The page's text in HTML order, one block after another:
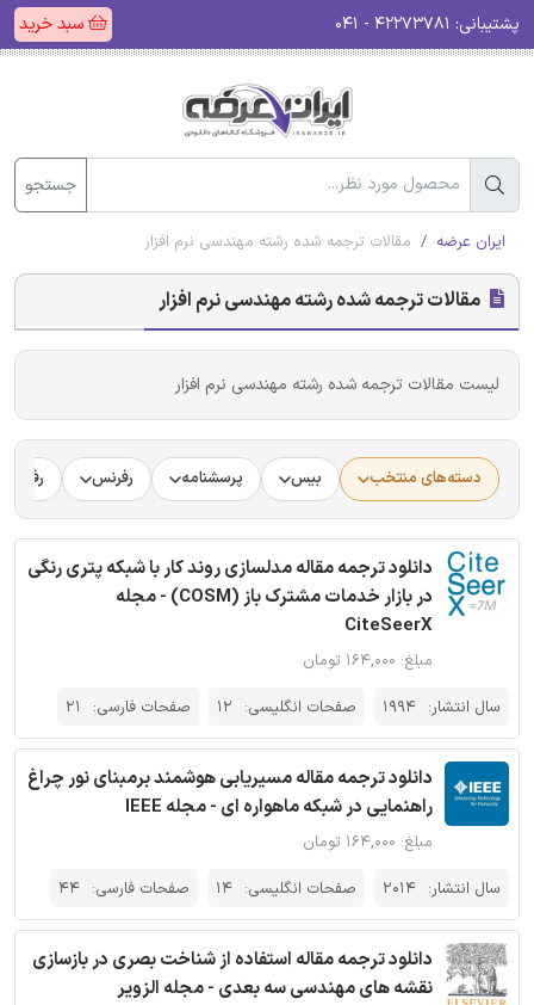
پشتیبانی: سبد خرید
جستجو
ایران عرضه مقالات ترجمه شده رشته مهندسی نرم افزار
مقالات ترجمه شده رشته مهندسی نرم افزار
لیست مقالات ترجمه شده رشته مهندسی نرم افزار
دسته‌های منتخب بیس پرسشنامه رفرنس
دانلود ترجمه مقاله مدلسازی روند کار با شبکه پتری رنگی
در بازار خدمات مشترک باز (COSM) - مجله
CiteSeerX
مبلغ: ۱۶۴,۰۰۰ تومان
سال انتشار: 1994 صفحات انگلیسی: 12 صفحات فارسی: 21
دانلود ترجمه مقاله مسیریابی هوشمند برمبنای نور چراغ
راهنمایی در شبکه ماهواره ای - مجله IEEE
مبلغ: ۱۶۴,۰۰۰ تومان
سال انتشار: 2014 صفحات انگلیسی: 14 صفحات فارسی: 44
دانلود ترجمه مقاله استفاده از شناخت بصری در بازسازی
نقشه های مهندسی سه بعدی - مجله الزویر